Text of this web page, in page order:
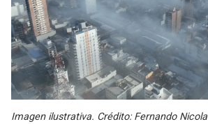
Imagen ilustrativa. Crédito: Fernando Nicola